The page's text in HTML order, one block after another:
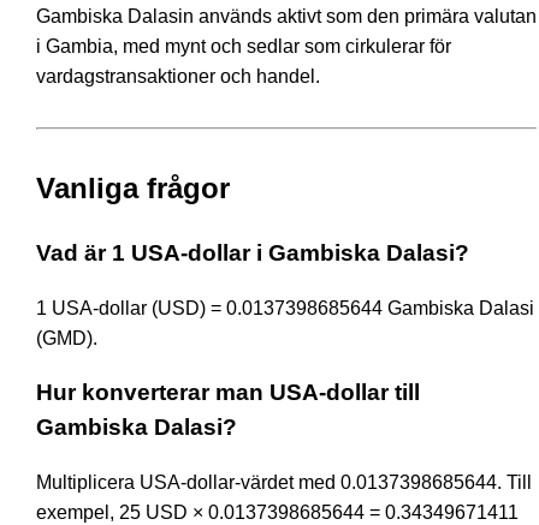
Gambiska Dalasin används aktivt som den primära valutan
i Gambia, med mynt och sedlar som cirkulerar för
vardagstransaktioner och handel.
Vanliga frågor
Vad är 1 USA-dollar i Gambiska Dalasi?
1 USA-dollar (USD) = 0.0137398685644 Gambiska Dalasi
(GMD).
Hur konverterar man USA-dollar till
Gambiska Dalasi?
Multiplicera USA-dollar-värdet med 0.0137398685644. Till
exempel, 25 USD × 0.0137398685644 = 0.34349671411